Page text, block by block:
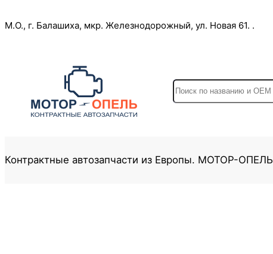
к
М.О., г. Балашиха, мкр. Железнодорожный, ул. Новая 61. .
S
e
h
Контрактные автозапчасти из Европы. МОТОР-ОПЕЛЬ